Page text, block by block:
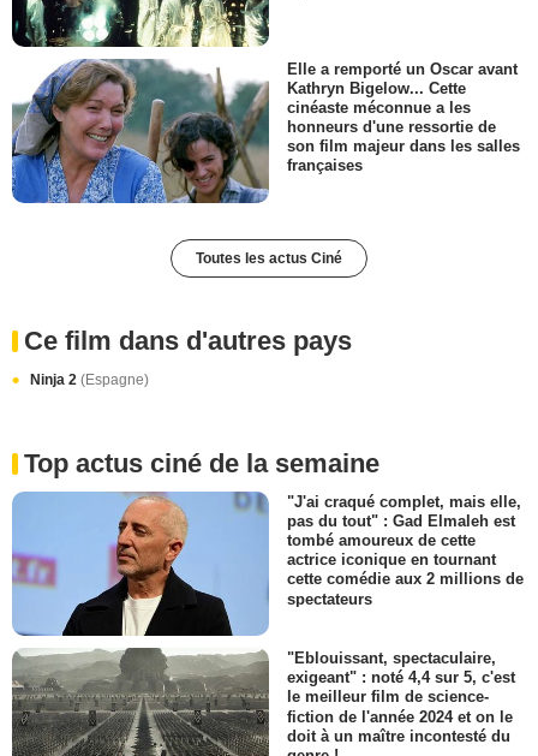
Elle a remporté un Oscar avant
Kathryn Bigelow... Cette
cinéaste méconnue a les
honneurs d'une ressortie de
son film majeur dans les salles
françaises
Toutes les actus Ciné
Ce film dans d'autres pays
Ninja 2 (Espagne)
Top actus ciné de la semaine
"J'ai craqué complet, mais elle,
pas du tout" : Gad Elmaleh est
tombé amoureux de cette
actrice iconique en tournant
cette comédie aux 2 millions de
spectateurs
"Eblouissant, spectaculaire,
exigeant" : noté 4,4 sur 5, c'est
le meilleur film de science-
fiction de l'année 2024 et on le
doit à un maître incontesté du